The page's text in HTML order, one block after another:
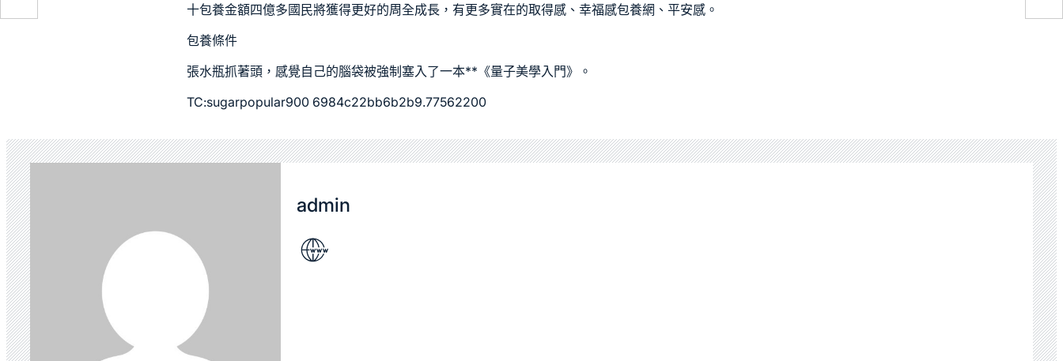
十包養金額四億多國民將獲得更好的周全成長，有更多實在的取得感、幸福感包養網 、平安感。
包養條件
張水瓶抓著頭，感覺自己的腦袋被強制塞入了一本**《量子美學入門》。
TC:sugarpopular900 6984c22bb6b2b9.77562200
admin